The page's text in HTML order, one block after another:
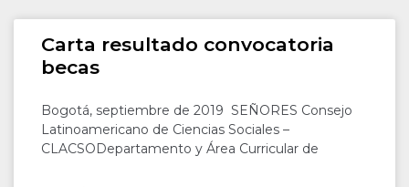
Carta resultado convocatoria
becas
Bogotá, septiembre de 2019 SEÑORES Consejo
Latinoamericano de Ciencias Sociales –
CLACSODepartamento y Área Curricular de